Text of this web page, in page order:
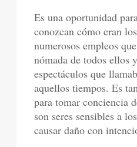
Es una oportunidad
conozcan cómo eran
numerosos empleos
nómada de todos ellos
espectáculos que
aquellos tiempos. Es
para tomar conciencia
son seres sensibles a
causar daño con